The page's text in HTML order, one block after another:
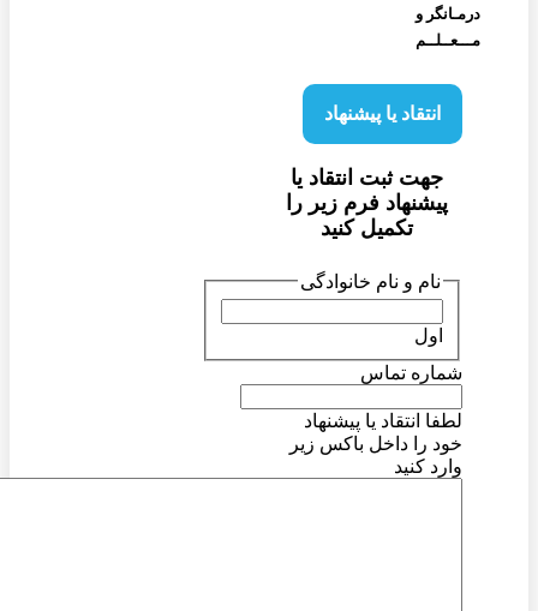
درمـانگر و
مـــعــلــم
انتقاد یا پیشنهاد
جهت ثبت انتقاد یا
پیشنهاد فرم زیر را
تکمیل کنید
نام و نام خانوادگی
شماره تماس
لطفا انتقاد یا پیشنهاد
خود را داخل باکس زیر
وارد کنید